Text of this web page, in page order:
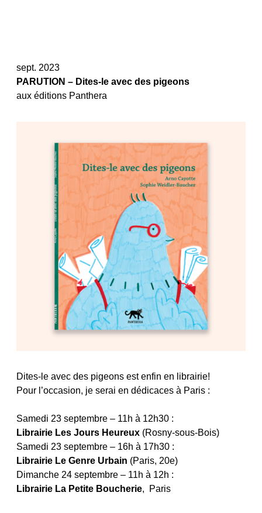
sept. 2023
PARUTION – Dites-le avec des pigeons
aux éditions Panthera
Dites-le avec des pigeons est enfin en librairie!
Pour l’occasion, je serai en dédicaces à Paris :
Samedi 23 septembre – 11h à 12h30 :
Librairie Les Jours Heureux (Rosny-sous-Bois)
Samedi 23 septembre – 16h à 17h30 :
Librairie Le Genre Urbain (Paris, 20e)
Dimanche 24 septembre – 11h à 12h :
Librairie La Petite Boucherie, Paris